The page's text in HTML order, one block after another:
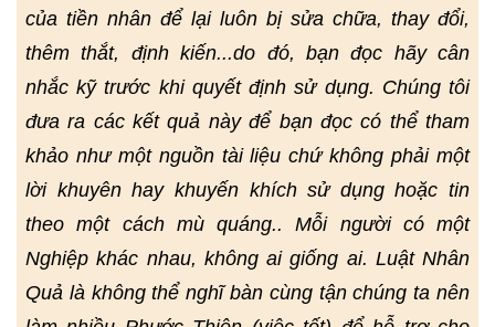
của tiền nhân để lại luôn bị sửa chữa, thay đổi,
thêm thắt, định kiến...do đó, bạn đọc hãy cân
nhắc kỹ trước khi quyết định sử dụng. Chúng tôi
đưa ra các kết quả này để bạn đọc có thể tham
khảo như một nguồn tài liệu chứ không phải một
lời khuyên hay khuyến khích sử dụng hoặc tin
theo một cách mù quáng.. Mỗi người có một
Nghiệp khác nhau, không ai giống ai. Luật Nhân
Quả là không thể nghĩ bàn cùng tận chúng ta nên